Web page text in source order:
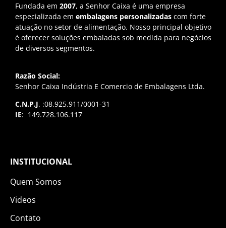
Fundada em 2007, a Senhor Caixa é uma empresa
especializada em embalagens personalizadas com forte
atuação no setor de alimentação. Nosso principal objetivo
é oferecer soluções embaladas sob medida para negócios
de diversos segmentos.
Razão Social:
Senhor Caixa Indústria E Comercio de Embalagens Ltda.
C.N.P.J. :08.925.911/0001-31
IE: 149.728.106.117
INSTITUCIONAL
Quem Somos
Videos
Contato